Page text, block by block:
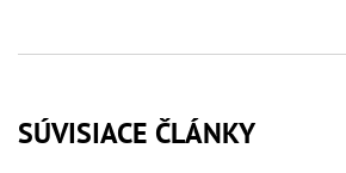
SÚVISIACE ČLÁNKY